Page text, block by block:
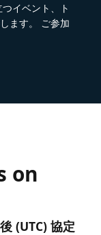
イベント、ト
ます。 ご参加
on
(UTC) 協定